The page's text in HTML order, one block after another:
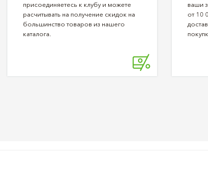
присоединяетесь к клубу и можете
расчитывать на получение скидок на
большинство товаров из нашего
каталога.
ваши
от 10